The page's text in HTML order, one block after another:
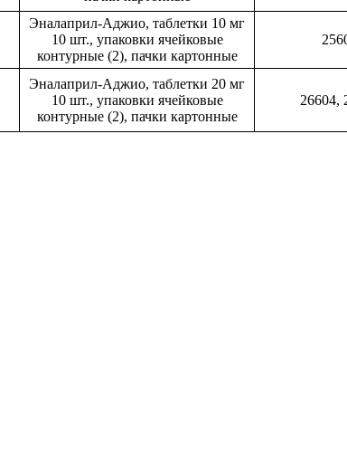
Эналаприл-Аджио, таблетки 10 мг
10 шт., упаковки ячейковые
контурные (2), пачки картонные
Эналаприл-Аджио, таблетки 20 мг
10 шт., упаковки ячейковые
контурные (2), пачки картонные
26604,